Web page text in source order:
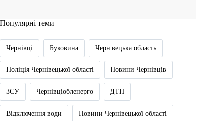
Популярні теми
Чернівці Буковина Чернівецька область
Поліція Чернівецької області Новини Чернівців
ЗСУ Чернівціобленерго ДТП
Відключення води Новини Чернівецької області